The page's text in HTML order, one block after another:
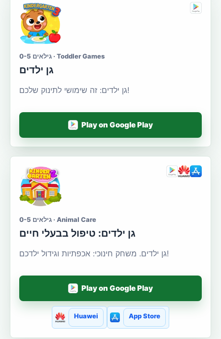
גילאים 0-5 · Toddler Games
גן ילדים
גן ילדים: זה שימושי לתינוק שלכם!
Play on Google Play
גילאים 0-5 · Animal Care
גן ילדים: טיפול בבעלי חיים
גן ילדים. משחק חינוכי: אכפתיות וגידול ילדכם!
Play on Google Play
Huawei App Store